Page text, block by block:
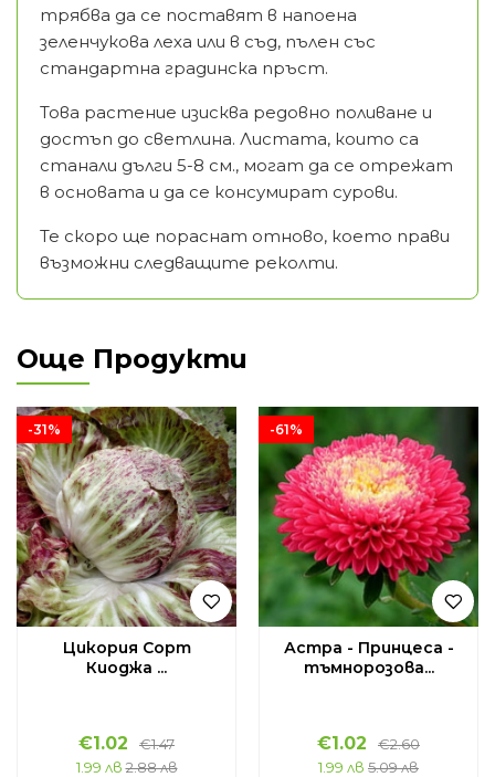
трябва да се поставят в напоена
зеленчукова леха или в съд, пълен със
стандартна градинска пръст.
Това растение изисква редовно поливане и
достъп до светлина. Листата, които са
станали дълги 5-8 см., могат да се отрежат
в основата и да се консумират сурови.
Те скоро ще пораснат отново, което прави
възможни следващите реколти.
Още Продукти
-31%
Цикория Сорт
Киоджа ...
€1.02 €1.47
1.99 лв 2.88 лв
-61%
Астра - Принцеса -
тъмнорозова...
€1.02 €2.60
1.99 лв 5.09 лв